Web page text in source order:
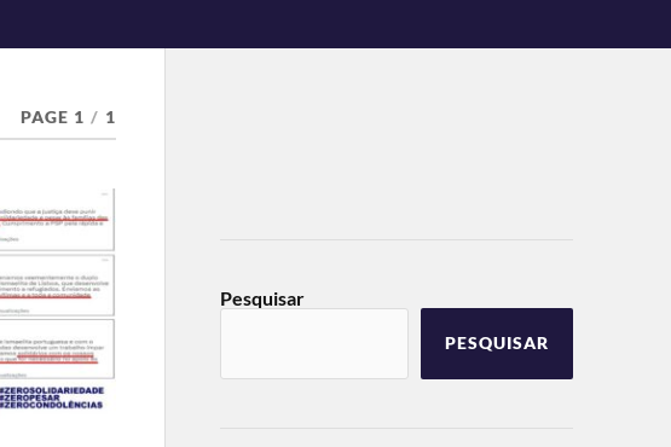
PAGE 1 / 1
Pesquisar
PESQUISAR